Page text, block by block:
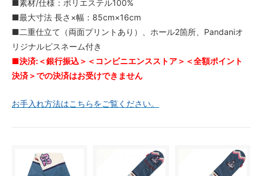
■素材/仕様：ポリエステル100%
■最大寸法 長さ×幅：85cm×16cm
■二重仕立て（両面プリントあり）、ホール2箇所、Pandaniオ
リジナルピスネーム付き
■決済:＜銀行振込＞＜コンビニエンスストア＞＜全額ポイント
決済＞での決済はお受けできません
お手入れ方法はこちらをご覧ください。